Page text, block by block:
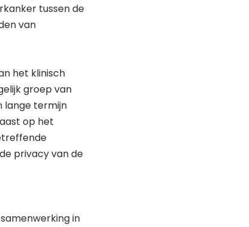
tussen de
van
het klinisch
groep van
lange termijn
op het
privacy van de
in